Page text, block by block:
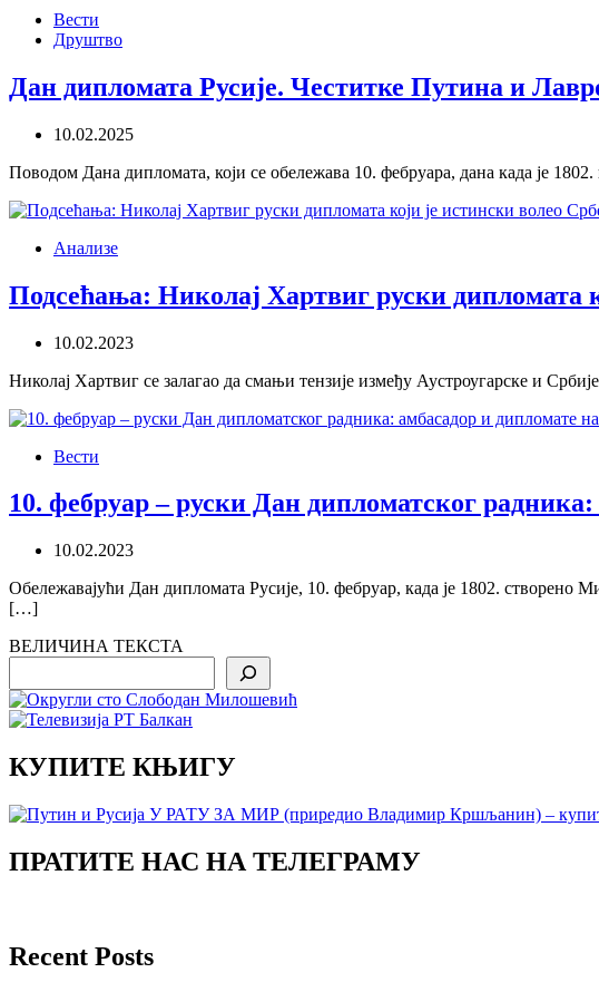
Вести
Друштво
Дан дипломата Русије. Честитке Путина и
10.02.2025
Поводом Дана дипломата, који се обележава 10. фебруара, дана када је
Анализе
Подсећања: Николај Хартвиг руски дипломата
10.02.2023
Николај Хартвиг се залагао да смањи тензије између Аустроугарске и
Вести
10. фебруар – руски Дан дипломатског
10.02.2023
Обележавајући Дан дипломата Русије, 10. фебруар, када је 1802.
[…]
ВЕЛИЧИНА ТЕКСТА
КУПИТЕ КЊИГУ
ПРАТИТЕ НАС НА ТЕЛЕГРАМУ
Recent Posts